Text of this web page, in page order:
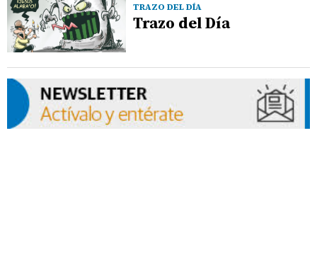
TRAZO DEL DÍA
Trazo del Día